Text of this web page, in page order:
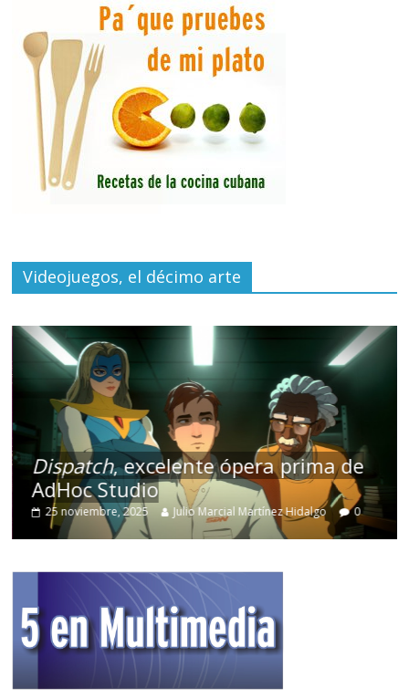
Videojuegos, el décimo arte
Dispatch, excelente ópera prima de
AdHoc Studio
25 noviembre, 2025 Julio Marcial Martínez Hidalgo 0